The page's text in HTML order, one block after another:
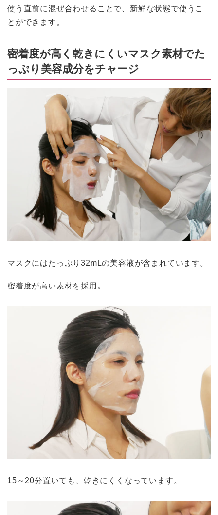
使う直前に混ぜ合わせることで、新鮮な状態で使うこ
とができます。
密着度が高く乾きにくいマスク素材でた
っぷり美容成分をチャージ
マスクにはたっぷり32mLの美容液が含まれています。
密着度が高い素材を採用。
15～20分置いても、乾きにくくなっています。